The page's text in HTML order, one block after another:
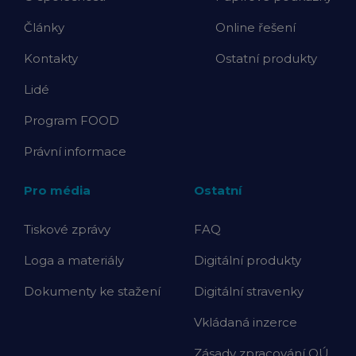
Články
Kontakty
Lidé
Program FOOD
Právní informace
Online řešení
Ostatní produkty
Pro média
Tiskové zprávy
Loga a materiály
Dokumenty ke stažení
Ostatní
FAQ
Digitální produkty
Digitální stravenky
Vkládaná inzerce